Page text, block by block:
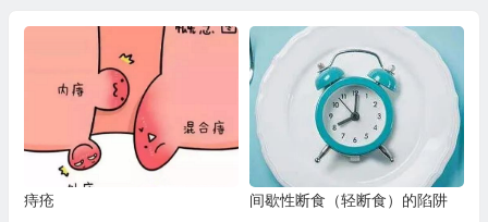
痔疮 间歇性断食（轻断食）的陷阱